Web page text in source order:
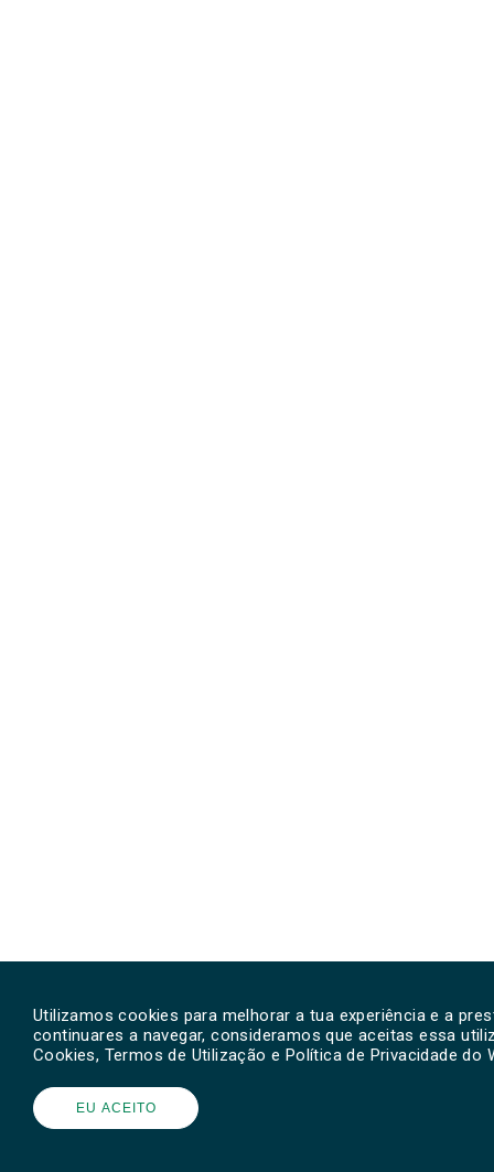
Utilizamos cookies para melhorar a tua experiência e a
continuares a navegar, consideramos que aceitas essa
Cookies, Termos de Utilização e Política de Privacidade do
EU ACEITO